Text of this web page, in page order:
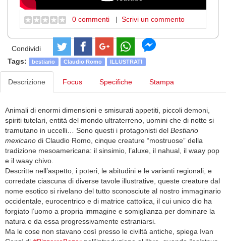
0 commenti | Scrivi un commento
Condividi
Tags:
bestiario Claudio Romo ILLUSTRATI
Descrizione Focus Specifiche Stampa
Animali di enormi dimensioni e smisurati appetiti, piccoli demoni,
spiriti tutelari, entità del mondo ultraterreno, uomini che di notte si
tramutano in uccelli… Sono questi i protagonisti del Bestiario
mexicano di Claudio Romo, cinque creature “mostruose” della
tradizione mesoamericana: il sinsimio, l’aluxe, il nahual, il waay pop
e il waay chivo.
Descritte nell’aspetto, i poteri, le abitudini e le varianti regionali, e
corredate ciascuna di diverse tavole illustrative, queste creature dal
nome esotico si rivelano del tutto sconosciute al nostro immaginario
occidentale, eurocentrico e di matrice cattolica, il cui unico dio ha
forgiato l’uomo a propria immagine e somiglianza per dominare la
natura e da essa progressivamente estraniarsi.
Ma le cose non stavano così presso le civiltà antiche, spiega Ivan